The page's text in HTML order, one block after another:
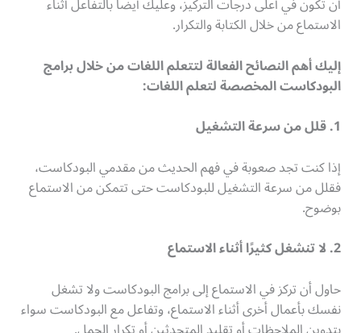
الاستماع من خلال الكتابة والتكرار.
إليك أهم النصائح الفعالة لتتعلم اللغات من خلال برامج
البودكاست المخصصة لتعلم اللغات:
1. قلل من سرعة التشغيل
إذا كنت تجد صعوبة في فهم الحديث من مقدمي البودكاست،
فقلل من سرعة التشغيل للبودكاست حتى تتمكن من الاستماع
بوضوح.
2. لا تنشغل كثيرًا أثناء الاستماع
حاول أن تركز في الاستماع إلى برامج البودكاست ولا تشغل
نفسك بأعمال أخرى أثناء الاستماع، وتفاعل مع البودكاست سواء